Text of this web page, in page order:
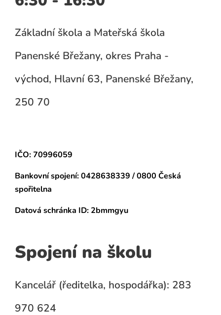
Základní škola a Mateřská škola
Panenské Břežany, okres Praha -
východ, Hlavní 63, Panenské Břežany,
250 70
IČO: 70996059
Bankovní spojení:0428638339 / 0800 Česká
spořitelna
Datová schránka ID: 2bmmgyu
Spojení na školu
Kancelář (ředitelka, hospodářka): 283
970 624